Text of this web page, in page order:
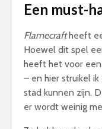
Een must-
Flamecraft heeft
Hoewel dit spel
heeft het voor
– en hier struikel
stad kunnen zijn.
er wordt weinig